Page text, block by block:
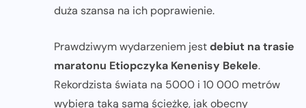
duża szansa na ich poprawienie.
Prawdziwym wydarzeniem jestdebiut na trasie
maratonu Etiopczyka Kenenisy Bekele.
Rekordzista świata na 5000 i 10 000 metrów
wybiera taką samą ścieżkę, jak obecny